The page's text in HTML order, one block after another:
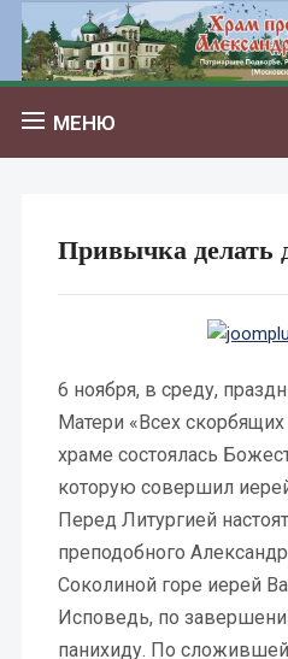
МЕНЮ
Привычка делать
6 ноября, в среду,
Матери «Всех
храме состоялась
которую совершил
Перед Литургией
преподобного
Соколиной горе иерей
Исповедь, по
панихиду. По